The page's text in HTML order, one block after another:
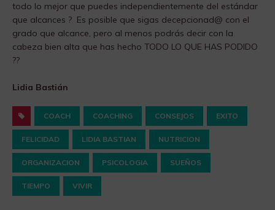
todo lo mejor que puedes independientemente del estándar
que alcances ? Es posible que sigas decepcionad@ con el
grado que alcance, pero al menos podrás decir con la
cabeza bien alta que has hecho TODO LO QUE HAS PODIDO
??
Lidia Bastián
COACH COACHING CONSEJOS EXITO
FELICIDAD LIDIA BASTIAN NUTRICION
ORGANIZACION PSICOLOGIA SUEÑOS
TIEMPO VIVIR